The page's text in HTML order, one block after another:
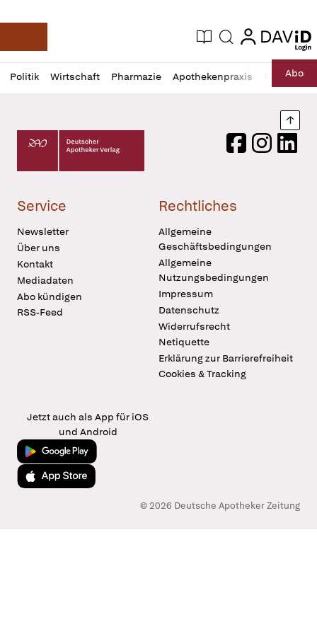
Deutsche Apotheker Zeitung
Aktuelle Ausgabe
Suche login
login
Politik Wirtschaft Pharmazie Apothekenpraxis RechtAbo
Profil
öffnen
Daz
Pur
Deutscher Apotheker Verlag Logo
FacebookInstagram
Service
Newsletter
Über uns
Kontakt
Mediadaten
Abo kündigen
RSS-Feed
Rechtliches
Allgemeine
Geschäftsbedingungen
Allgemeine
Nutzungsbedingungen
Impressum
Datenschutz
Widerrufsrecht
Netiquette
Erklärung zur Barrierefreiheit
Cookies & Tracking
Jetzt auch als App für iOS
und Android
Jetzt bei Google Play
Laden im App Store
© 2026 Deutsche Apotheker Zeitung